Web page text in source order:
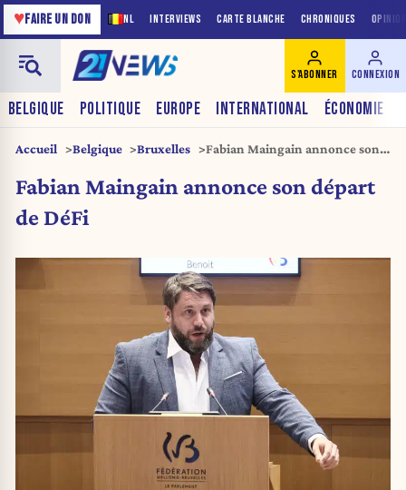
NL INTERVIEWS CARTE BLANCHE CHRONIQUES
♥FAIRE UN DON
BELGIQUE POLITIQUE EUROPE INTERNATIONAL ÉCONOMIE
S'ABONNER CONNEXION
Accueil Belgique Bruxelles
Fabian Maingain annonce son
Fabian Maingain annonce son départ
de DéFi